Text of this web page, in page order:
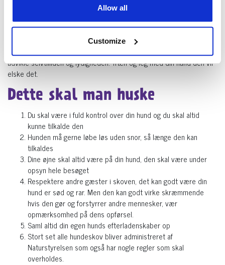
Allow all
Customize
I enkelt skove kan man finde agilitybaner som har alt fra vipper,
sjove balancebomme, højdespring og slalom. Det er med garanti en
udfordring for din hund første gang og man får masser af sjove grin
sammen med dit kæledyr, man vil hurtigt kunne se forskel fra gang
til gang at ens hund bliver bedre og bedre. Det er en god måde at
udvikle selvtilliden og lydigheden. Træn og leg med din hund den vil
elske det.
Dette skal man huske
Du skal være i fuld kontrol over din hund og du skal altid
kunne tilkalde den
Hunden må gerne løbe løs uden snor, så længe den kan
tilkaldes
Dine øjne skal altid være på din hund, den skal være under
opsyn hele besøget
Respektere andre gæster i skoven, det kan godt være din
hund er sød og rar. Men den kan godt virke skræmmende
hvis den gør og forstyrrer andre mennesker, vær
opmærksomhed på dens opførsel.
Saml altid din egen hunds efterladenskaber op
Stort set alle hundeskov bliver administreret af
Naturstyrelsen som også har nogle regler som skal
overholdes.